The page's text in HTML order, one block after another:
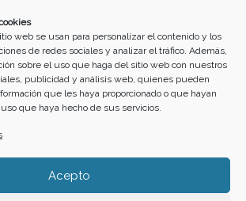
web se usan para personalizar el contenido y los
de redes sociales y analizar el tráfico. Además,
sobre el uso que haga del sitio web con nuestros
publicidad y análisis web, quienes pueden
que les haya proporcionado o que hayan
que haya hecho de sus servicios.
Acepto
12
19 20 21 22 23
26 27 28 29